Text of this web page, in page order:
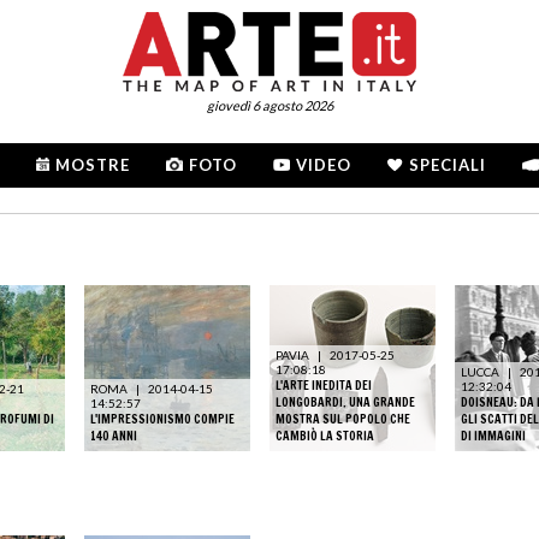
giovedì 6 agosto 2026
MOSTRE FOTO VIDEO SPECIALI
21
DI
ROMA |
2014-04-15
14:52:57
L'IMPRESSIONISMO COMPIE
140 ANNI
PAVIA |
2017-05-25
17:08:18
L'ARTE INEDITA DEI
LONGOBARDI. UNA GRANDE
MOSTRA SUL POPOLO CHE
CAMBIÒ LA STORIA
LUCCA |
12:32:04
DOISNEAU: DA
GLI SCATTI
DI IMMAGINI